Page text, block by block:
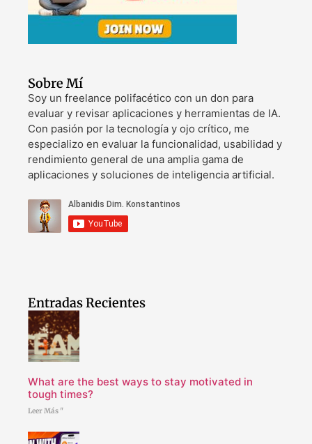
Sobre Mí
Soy un freelance polifacético con un don para
evaluar y revisar aplicaciones y herramientas de IA.
Con pasión por la tecnología y ojo crítico, me
especializo en evaluar la funcionalidad, usabilidad y
rendimiento general de una amplia gama de
aplicaciones y soluciones de inteligencia artificial.
Entradas Recientes
What are the best ways to stay motivated in
tough times?
Leer Más "